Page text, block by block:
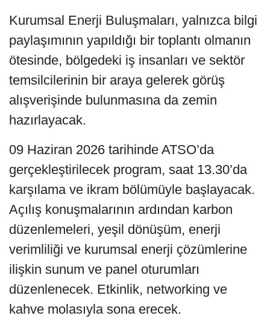
Kurumsal Enerji Buluşmaları, yalnızca bilgi
paylaşımının yapıldığı bir toplantı olmanın
ötesinde, bölgedeki iş insanları ve sektör
temsilcilerinin bir araya gelerek görüş
alışverişinde bulunmasına da zemin
hazırlayacak.
09 Haziran 2026 tarihinde ATSO’da
gerçekleştirilecek program, saat 13.30’da
karşılama ve ikram bölümüyle başlayacak.
Açılış konuşmalarının ardından karbon
düzenlemeleri, yeşil dönüşüm, enerji
verimliliği ve kurumsal enerji çözümlerine
ilişkin sunum ve panel oturumları
düzenlenecek. Etkinlik, networking ve
kahve molasıyla sona erecek.